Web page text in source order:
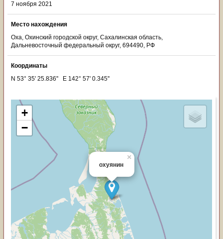
7 ноября 2021
Место нахождения
Оха, Охинский городской округ, Сахалинская область,
Дальневосточный федеральный округ, 694490, РФ
Координаты
N 53° 35' 25.836'' E 142° 57' 0.345''
охуянин
×
+
−